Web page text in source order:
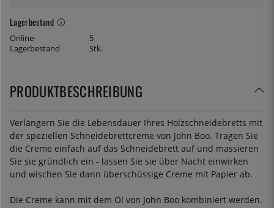
Lagerbestand
Online-
Lagerbestand
5
Stk.
PRODUKTBESCHREIBUNG
Verlängern Sie die Lebensdauer Ihres Holzschneidebretts mit
der speziellen Schneidebrettcreme von John Boo. Tragen Sie
die Creme einfach auf das Schneidebrett auf und massieren
Sie sie gründlich ein - lassen Sie sie über Nacht einwirken
und wischen Sie dann überschüssige Creme mit Papier ab.
Die Creme kann mit dem Öl von John Boo kombiniert werden.